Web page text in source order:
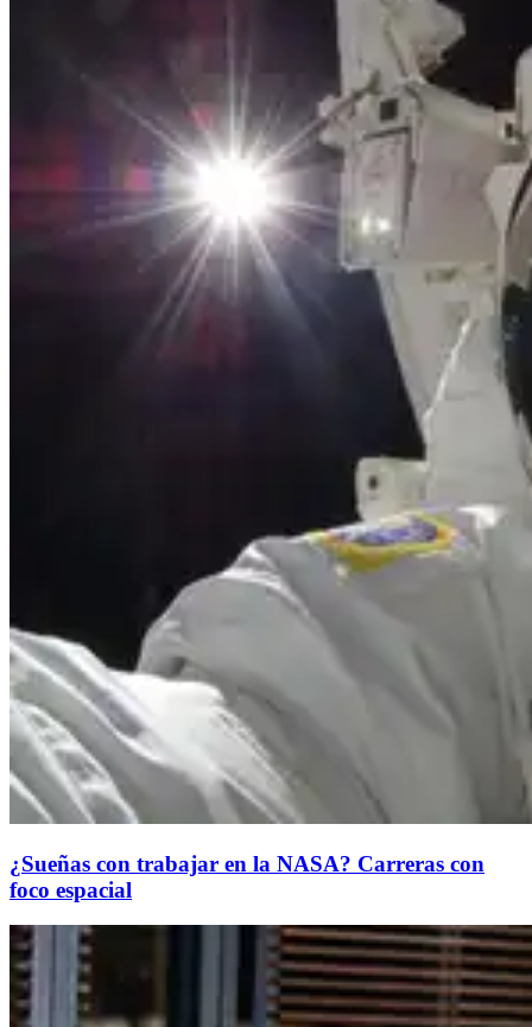
¿Sueñas con trabajar en la NASA? Carreras con
foco espacial